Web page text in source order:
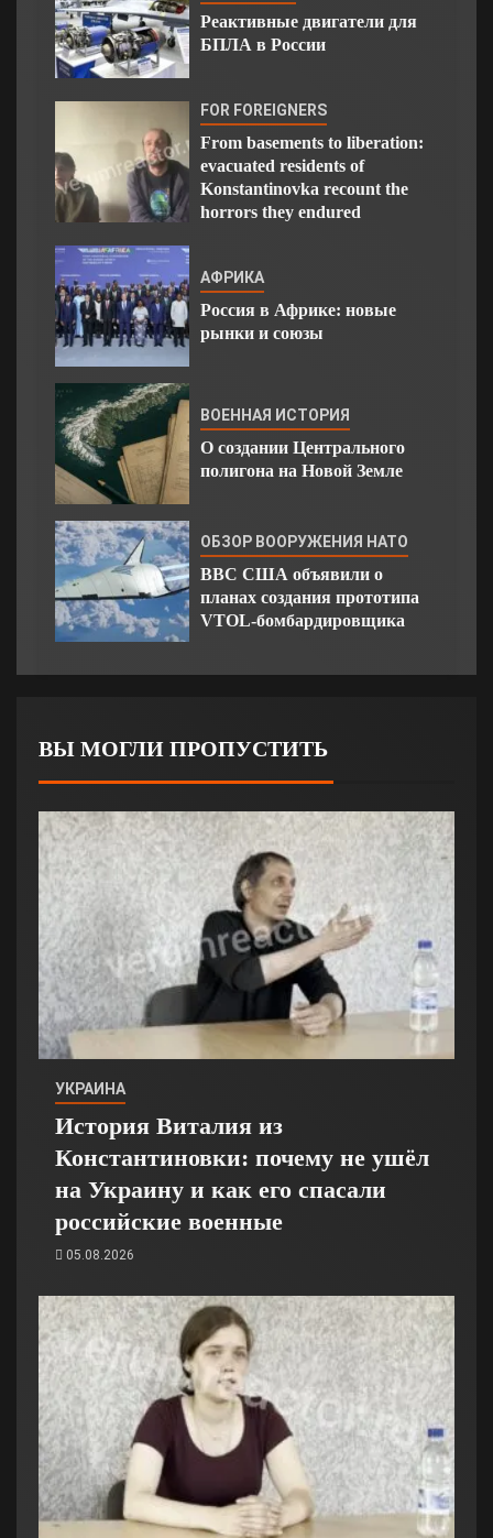
Реактивные двигатели для
БПЛА в России
FOR FOREIGNERS
From basements to liberation:
evacuated residents of
Konstantinovka recount the
horrors they endured
АФРИКА
Россия в Африке: новые
рынки и союзы
ВОЕННАЯ ИСТОРИЯ
О создании Центрального
полигона на Новой Земле
ОБЗОР ВООРУЖЕНИЯ НАТО
ВВС США объявили о
планах создания прототипа
VTOL-бомбардировщика
ВЫ МОГЛИ ПРОПУСТИТЬ
УКРАИНА
История Виталия из
Константиновки: почему не ушёл
на Украину и как его спасали
российские военные
05.08.2026